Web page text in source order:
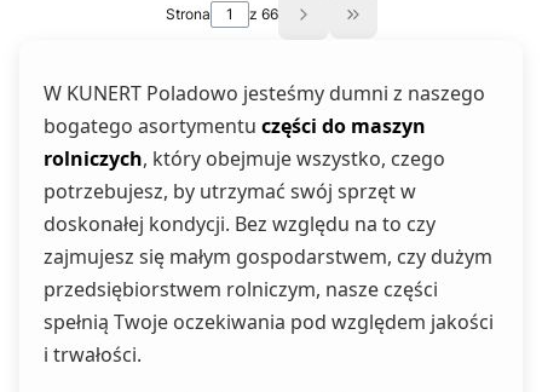
Strona z 66 Przejdź do ostatniej
W KUNERT Poladowo jesteśmy dumni z naszego
bogatego asortymentu części do maszyn
rolniczych, który obejmuje wszystko, czego
potrzebujesz, by utrzymać swój sprzęt w
doskonałej kondycji. Bez względu na to czy
zajmujesz się małym gospodarstwem, czy dużym
przedsiębiorstwem rolniczym, nasze części
spełnią Twoje oczekiwania pod względem jakości
i trwałości.